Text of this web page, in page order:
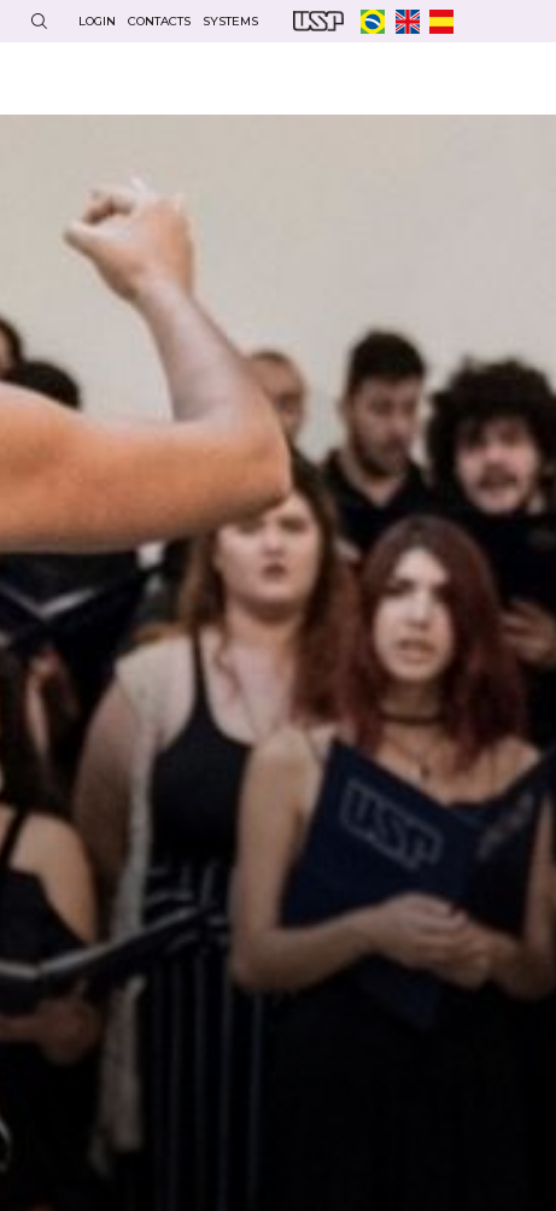
LOGIN CONTACTS SYSTEMS